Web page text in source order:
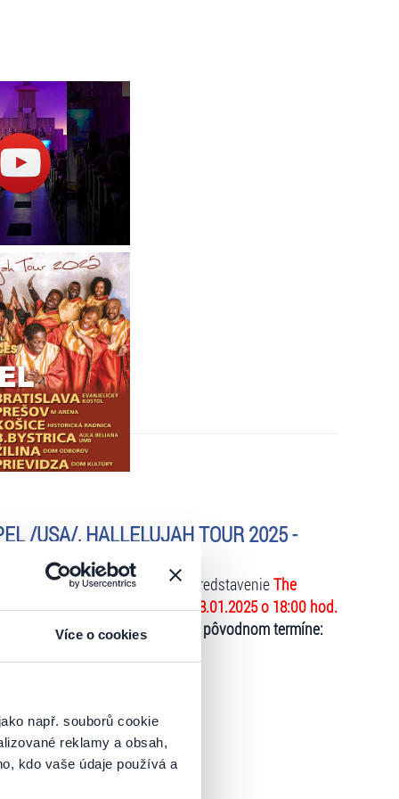
Více o cookies
např. souborů cookie
reklamy a obsah,
kdo vaše údaje používá a
odznejú černošské spirituály, gospely a
/USA/, HALLELUJAH TOUR 2025 -
predaja oznamujeme, že predstavenieThe
, ktoré sa malo konať dňa08.01.2025 o 18:00 hod.
Predstavenie sa uskutoční
v pôvodnom termíne: